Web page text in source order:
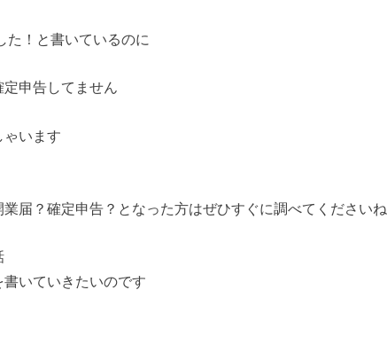
た！と書いているのに
申告してません
ゃいます
届？確定申告？となった方はぜひすぐに調べてくださいね
いていきたいのです